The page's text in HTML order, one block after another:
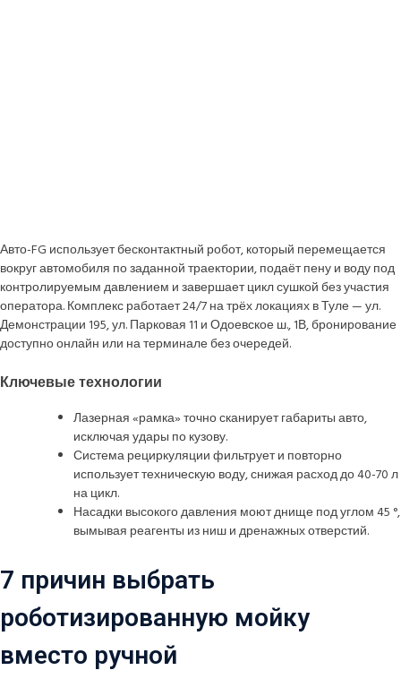
Авто-FG использует бесконтактный робот, который перемещается
вокруг автомобиля по заданной траектории, подаёт пену и воду под
контролируемым давлением и завершает цикл сушкой без участия
оператора. Комплекс работает 24/7 на трёх локациях в Туле — ул.
Демонстрации 195, ул. Парковая 11 и Одоевское ш., 1В, бронирование
доступно онлайн или на терминале без очередей.
Ключевые технологии
Лазерная «рамка» точно сканирует габариты авто,
исключая удары по кузову.
Система рециркуляции фильтрует и повторно
использует техническую воду, снижая расход до 40-70 л
на цикл.
Насадки высокого давления моют днище под углом 45 °,
вымывая реагенты из ниш и дренажных отверстий.
7 причин выбрать
роботизированную мойку
вместо ручной